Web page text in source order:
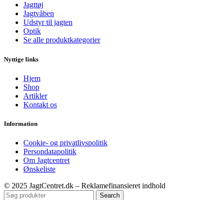
Jagttøj
Jagtvåben
Udstyr til jagten
Optik
Se alle produktkategorier
Nyttige links
Hjem
Shop
Artikler
Kontakt os
Information
Cookie- og privatlivspolitik
Persondatapolitik
Om Jagtcentret
Ønskeliste
© 2025 JagtCentret.dk – Reklamefinansieret indhold
Search